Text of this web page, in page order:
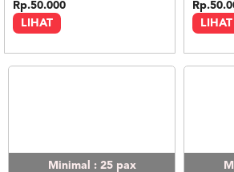
LIHAT
Rp.50.000
LIHAT
Minimal : 25 pax